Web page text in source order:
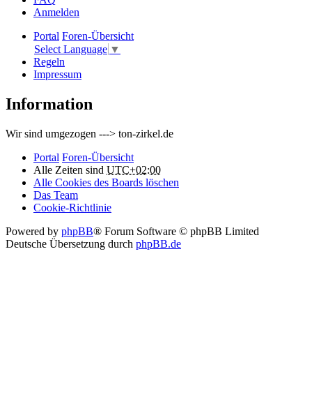
Anmelden
Portal Foren-Übersicht
Select Language ▼
Regeln
Impressum
Information
Wir sind umgezogen ---> ton-zirkel.de
Portal Foren-Übersicht
Alle Zeiten sind UTC+02:00
Alle Cookies des Boards löschen
Das Team
Cookie-Richtlinie
Powered by phpBB® Forum Software © phpBB Limited
Deutsche Übersetzung durch phpBB.de